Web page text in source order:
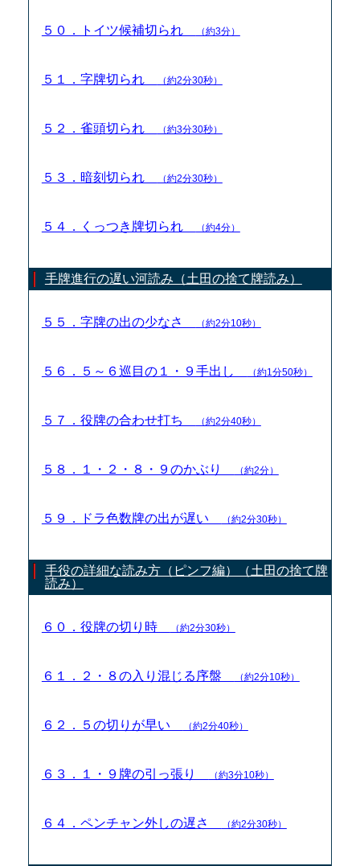
５０．トイツ候補切られ （約3分）
５１．字牌切られ （約2分30秒）
５２．雀頭切られ （約3分30秒）
５３．暗刻切られ （約2分30秒）
５４．くっつき牌切られ （約4分）
手牌進行の遅い河読み（土田の捨て牌読み）
５５．字牌の出の少なさ （約2分10秒）
５６．５～６巡目の１・９手出し （約1分50秒）
５７．役牌の合わせ打ち （約2分40秒）
５８．１・２・８・９のかぶり （約2分）
５９．ドラ色数牌の出が遅い （約2分30秒）
手役の詳細な読み方（ピンフ編）（土田の捨て牌
読み）
６０．役牌の切り時 （約2分30秒）
６１．２・８の入り混じる序盤 （約2分10秒）
６２．５の切りが早い （約2分40秒）
６３．１・９牌の引っ張り （約3分10秒）
６４．ペンチャン外しの遅さ （約2分30秒）